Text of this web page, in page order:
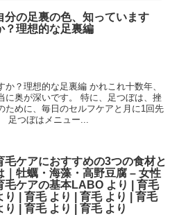
分の足裏の色、知っています
？理想的な足裏編
？理想的な足裏編 かれこれ十数年、
に奥が深いです。 特に、足つぼは、挫
ために、毎日のセルフケアと月に1回先
足つぼはメニュー...
毛ケアにおすすめの3つの食材と
｜牡蠣・海藻・高野豆腐 – 女性
毛ケアの基本LABO より | 育毛
り | 育毛 より | 育毛 より | 育毛
り | 育毛 より | 育毛 より